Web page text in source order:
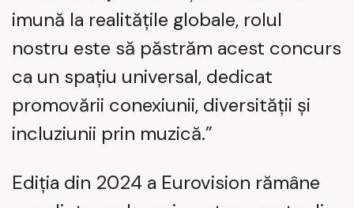
imună la realitățile globale, rolul
nostru este să păstrăm acest concurs
ca un spațiu universal, dedicat
promovării conexiunii, diversității și
incluziunii prin muzică.”
Ediția din 2024 a Eurovision rămâne